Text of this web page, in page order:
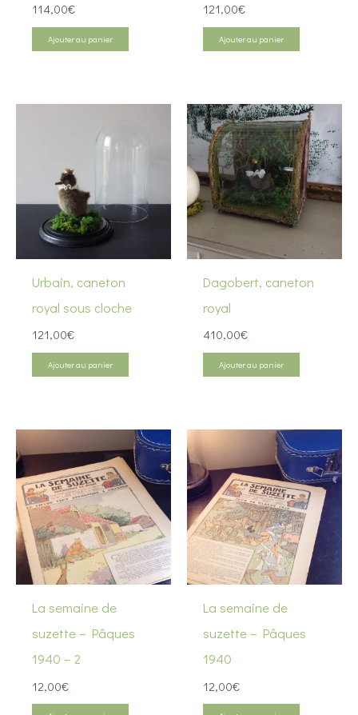
114,00€
Ajouter au panier
121,00€
Ajouter au panier
Urbain, caneton
royal sous cloche
121,00€
Ajouter au panier
Dagobert, caneton
royal
410,00€
Ajouter au panier
La semaine de
suzette – Pâques
1940 – 2
12,00€
La semaine de
suzette – Pâques
1940
12,00€